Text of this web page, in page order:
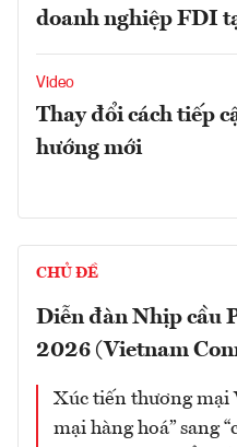
doanh nghiệp FDI
Video
Thay đổi cách tiếp
hướng mới
CHỦ ĐỀ
Diễn đàn Nhịp cầu
2026 (Vietnam
Xúc tiến thương mại
mại hàng hoá” sang